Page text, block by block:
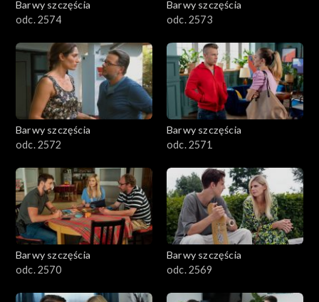
Barwy szczęścia
odc. 2574
Barwy szczęścia
odc. 2573
Barwy szczęścia
odc. 2572
Barwy szczęścia
odc. 2571
Barwy szczęścia
odc. 2570
Barwy szczęścia
odc. 2569